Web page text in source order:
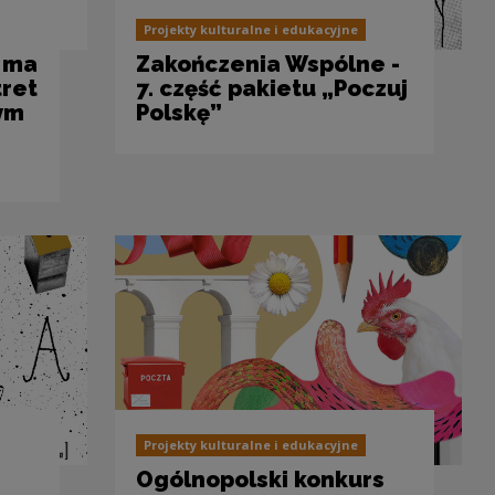
Projekty kulturalne i edukacyjne
Zakończenia Wspólne -
7. część pakietu „Poczuj
Polskę”
Projekty kulturalne i edukacyjne
Ogólnopolski konkurs